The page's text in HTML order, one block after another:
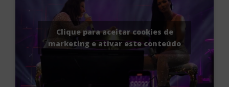
Clique para aceitar cookies de
marketing e ativar este conteúdo